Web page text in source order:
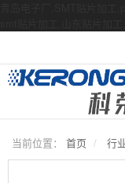
当前位置： 首页 行